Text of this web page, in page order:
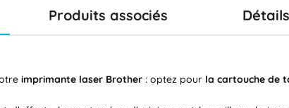
Produits associés Détails
imprimante laser Brother : optez pour la cartouche de